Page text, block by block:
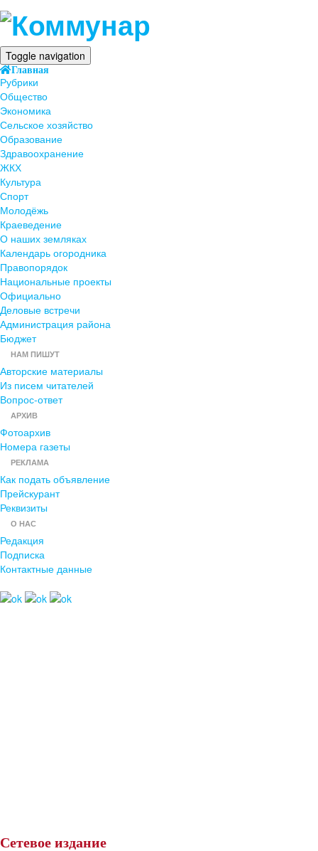
Toggle navigation
Главная
Рубрики
Общество
Экономика
Сельское хозяйство
Образование
Здравоохранение
ЖКХ
Культура
Спорт
Молодёжь
Краеведение
О наших земляках
Календарь огородника
Правопорядок
Национальные проекты
Официально
Деловые встречи
Администрация района
Бюджет
НАМ ПИШУТ
Авторские материалы
Из писем читателей
Вопрос-ответ
АРХИВ
Фотоархив
Номера газеты
РЕКЛАМА
Как подать объявление
Прейскурант
Реквизиты
О НАС
Редакция
Подписка
Контактные данные
Сетевое издание